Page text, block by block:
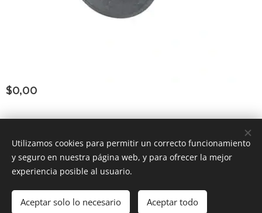
$0,00
Añadir a la cesta
Consultar Group ®Todoslos derechos reservados
Powered byWebnode Cookies
Utilizamos cookies para permitir un correcto funcionamiento
y seguro en nuestra página web, y para ofrecer la mejor
experiencia posible al usuario.
Aceptar solo lo necesario Aceptar todo